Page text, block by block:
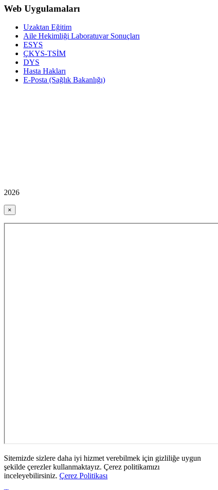
Web Uygulamaları
Uzaktan Eğitim
Aile Hekimliği Laboratuvar Sonuçları
ESYS
ÇKYS-TSİM
DYS
Hasta Hakları
E-Posta (Sağlık Bakanlığı)
2026
×
Sitemizde sizlere daha iyi hizmet verebilmek için gizliliğe uygun
şekilde çerezler kullanmaktayız. Çerez politikamızı
inceleyebilirsiniz. Çerez Politikası